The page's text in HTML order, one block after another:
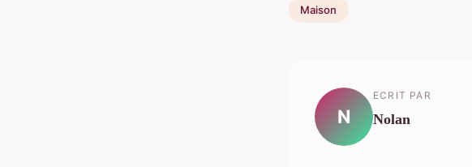
Maison
N
ECRIT PAR
Nolan